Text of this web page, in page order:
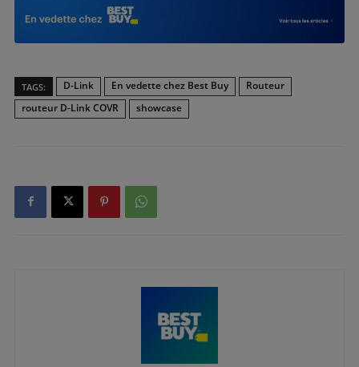
TAGS: D-Link En vedette chez Best Buy
Routeur
routeur D-Link COVR
showcase